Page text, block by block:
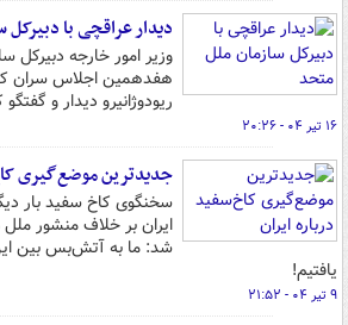
دیدار عراقچی با
وزیر امور خارجه دبیرکل
هفدهمین اجلاس سران
ریودوژانیرو دیدار و گفتگو
۱۶ تیر ۰۴ - ۲۰:۲۶
جدیدترین موضع‌گیری
سخنگوی کاخ سفید بار
ایران بر خلاف منشور
شد: ما به آتش‌بس بین
یافتیم!
۹ تیر ۰۴ - ۲۱:۵۲